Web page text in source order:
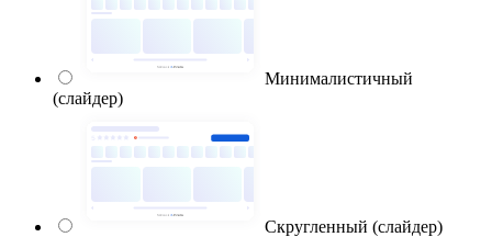
Минималистичный
(слайдер)
Скругленный (слайдер)